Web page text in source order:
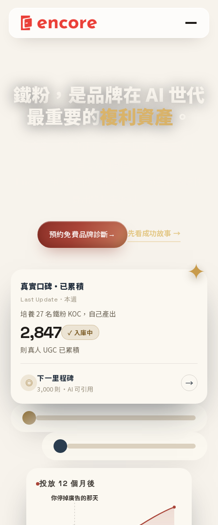
鐵粉，是品牌在 AI 世代
最重要的複利資產 。
預約免費品牌診斷→ 先看成功故事 →
✦
真實口碑・已累積
Last Update・本週
培養 27 名鐵粉 KOC，自己產出
2,847 ✓ 入庫中
則真人 UGC 已累積
◎ 下一里程碑
3,000 則・AI 可引用
→
投放 12 個月後
你停掉廣告的那天